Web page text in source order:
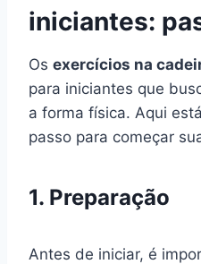
iniciantes:
Os exercícios na
para iniciantes que
a forma física. Aqui
passo para começar
1. Preparação
Antes de iniciar, é